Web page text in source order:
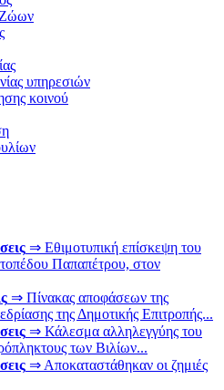
Ζώων
υπηρεσιών
κοινού
⇒ Εθιμοτυπική επίσκεψη του
Παπαπέτρου, στον
⇒ Πίνακας αποφάσεων της
της Δημοτικής Επιτροπής...
⇒ Κάλεσμα αλληλεγγύης του
των Βιλίων...
⇒ Αποκαταστάθηκαν οι ζημιές